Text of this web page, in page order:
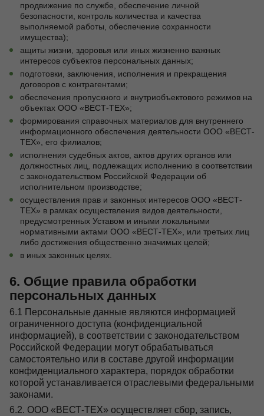
продвижение по службе, обеспечение личной
безопасности, контроль количества и качества
выполняемой работы, обеспечение сохранности
имущества);
ащиты жизни, здоровья или иных жизненно важных
интересов субъектов персональных данных;
подготовки, заключения, исполнения и прекращения
договоров с контрагентами;
обеспечения пропускного и внутриобъектового режимов на
объектах ООО «ВЕСТ-ТЕХ»;
формирования справочных материалов для внутреннего
информационного обеспечения деятельности ООО «ВЕСТ-
ТЕХ», его филиалов;
исполнения судебных актов, актов других органов или
должностных лиц, подлежащих исполнению в соответствии
с законодательством Российской Федерации об
исполнительном производстве;
осуществления прав и законных интересов ООО «ВЕСТ-
ТЕХ» в рамках осуществления видов деятельности,
предусмотренных Уставом и иными локальными
нормативными актами ООО «ВЕСТ-ТЕХ», или третьих лиц
либо достижения общественно значимых целей;
в иных законных целях.
6. Общие правила обработки
персональных данных
6.1 Персональные данные являются информацией
ограниченного доступа (конфиденциальной
информацией), в соответствии с законодательством
Российской Федерации могут обрабатываться
самостоятельно или в составе другой информации
конфиденциального характера, порядок обработки
которой устанавливается отраслевыми федеральными
законами.
6.2. ООО «ВЕСТ-ТЕХ» осуществляет сбор, запись,